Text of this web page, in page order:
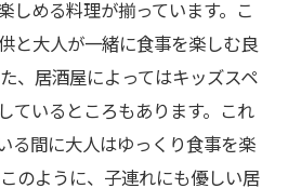
しめる料理が揃っています。こ
と大人が一緒に食事を楽しむ良
、居酒屋によってはキッズスペ
ているところもあります。これ
る間に大人はゆっくり食事を楽
のように、子連れにも優しい居